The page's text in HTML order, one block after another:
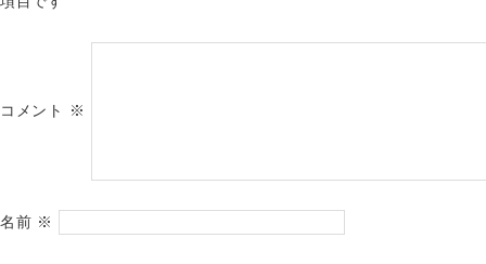
コメント ※
名前 ※